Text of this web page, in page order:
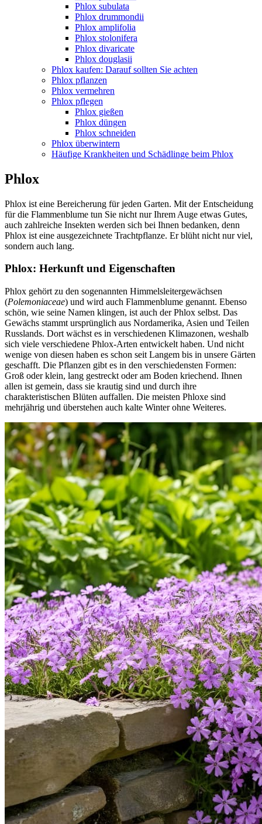
Phlox subulata
Phlox drummondii
Phlox amplifolia
Phlox stolonifera
Phlox divaricate
Phlox douglasii
Phlox kaufen: Darauf sollten Sie achten
Phlox pflanzen
Phlox vermehren
Phlox pflegen
Phlox gießen
Phlox düngen
Phlox schneiden
Phlox überwintern
Häufige Krankheiten und Schädlinge beim Phlox
Phlox
Phlox ist eine Bereicherung für jeden Garten. Mit der Entscheidung
für die Flammenblume tun Sie nicht nur Ihrem Auge etwas Gutes,
auch zahlreiche Insekten werden sich bei Ihnen bedanken, denn
Phlox ist eine ausgezeichnete Trachtpflanze. Er blüht nicht nur viel,
sondern auch lang.
Phlox: Herkunft und Eigenschaften
Phlox gehört zu den sogenannten Himmelsleitergewächsen
(Polemoniaceae) und wird auch Flammenblume genannt. Ebenso
schön, wie seine Namen klingen, ist auch der Phlox selbst. Das
Gewächs stammt ursprünglich aus Nordamerika, Asien und Teilen
Russlands. Dort wächst es in verschiedenen Klimazonen, weshalb
sich viele verschiedene Phlox-Arten entwickelt haben. Und nicht
wenige von diesen haben es schon seit Langem bis in unsere Gärten
geschafft. Die Pflanzen gibt es in den verschiedensten Formen:
Groß oder klein, lang gestreckt oder am Boden kriechend. Ihnen
allen ist gemein, dass sie krautig sind und durch ihre
charakteristischen Blüten auffallen. Die meisten Phloxe sind
mehrjährig und überstehen auch kalte Winter ohne Weiteres.